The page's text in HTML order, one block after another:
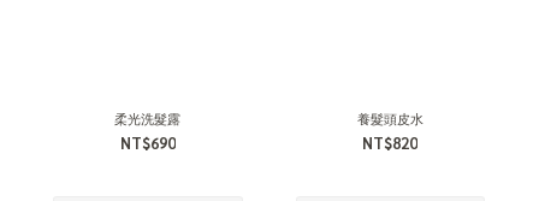
柔光洗髮露
NT$690
養髮頭皮水
NT$820